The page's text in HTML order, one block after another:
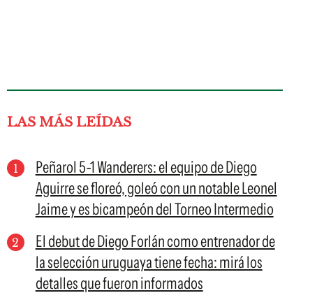
LAS MÁS LEÍDAS
Peñarol 5-1 Wanderers: el equipo de Diego
Aguirre se floreó, goleó con un notable Leonel
Jaime y es bicampeón del Torneo Intermedio
El debut de Diego Forlán como entrenador de
la selección uruguaya tiene fecha: mirá los
detalles que fueron informados